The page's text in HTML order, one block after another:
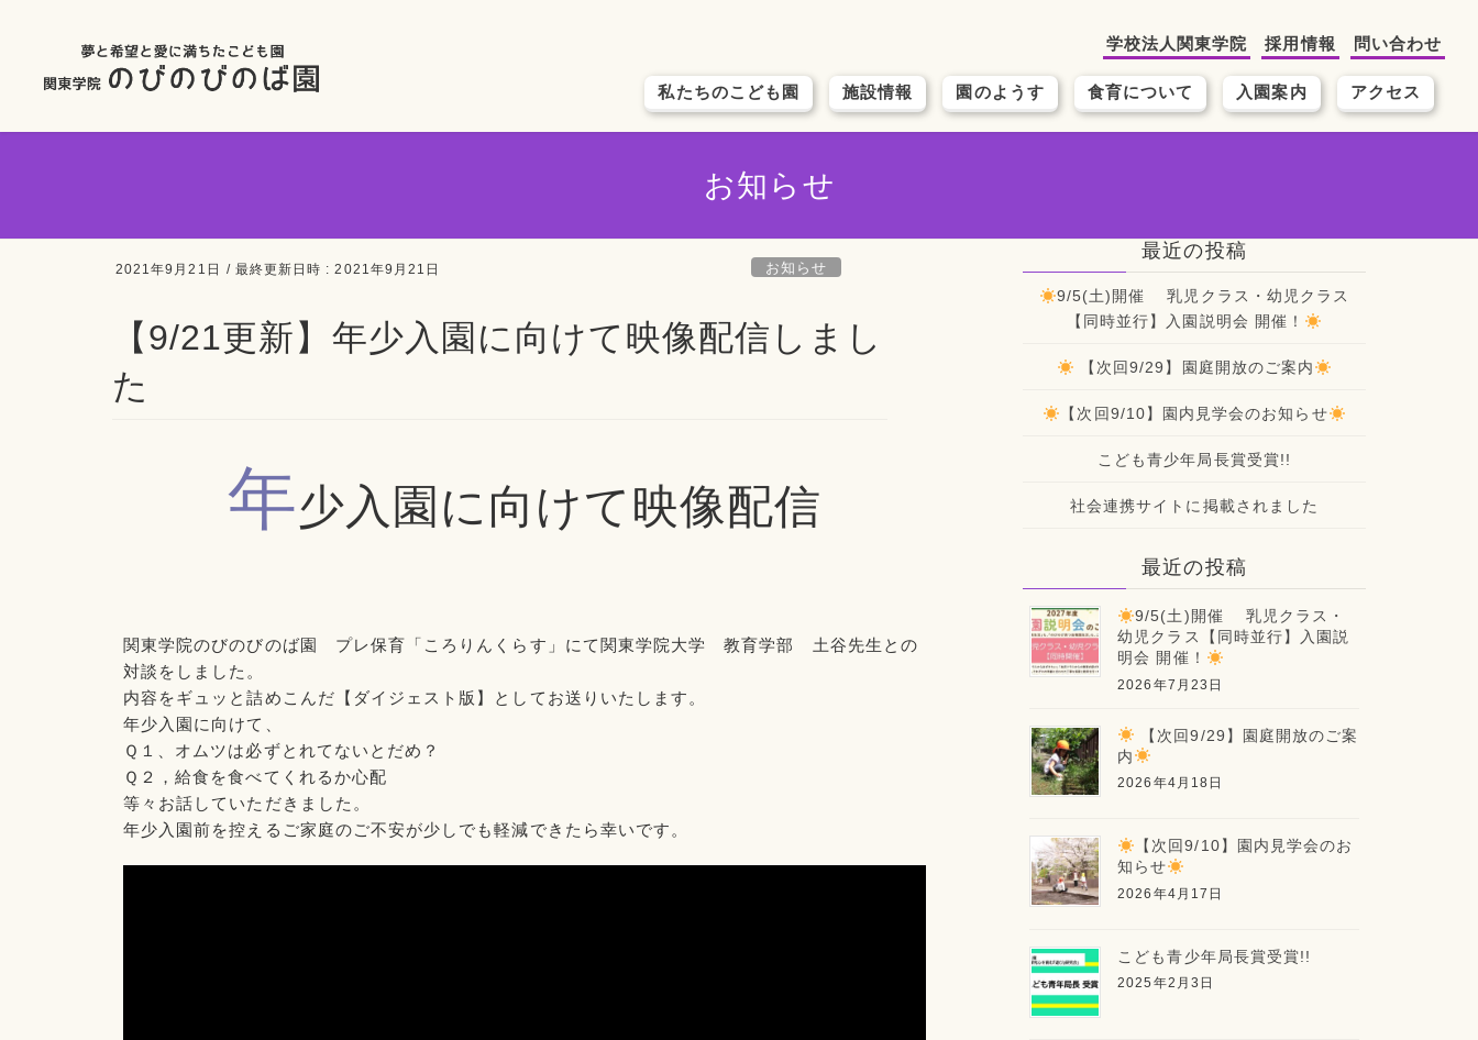
私たちのこども園 施設情報 園のようす 食育について 入園案内 アクセス
学校法人関東学院 採用情報 問い合わせ
お知らせ
2021年9月21日 / 最終更新日時 :2021年9月21日 お知らせ
【9/21更新】年少入園に向けて映像配信しまし
た
年少入園に向けて映像配信
関東学院のびのびのば園 プレ保育「ころりんくらす」にて関東学院大学 教育学部 土谷先生との
対談をしました。
内容をギュッと詰めこんだ【ダイジェスト版】としてお送りいたします。
年少入園に向けて、
Ｑ１、オムツは必ずとれてないとだめ？
Ｑ２，給食を食べてくれるか心配
等々お話していただきました。
年少入園前を控えるご家庭のご不安が少しでも軽減できたら幸いです。
最近の投稿
9/5(土)開催 乳児クラス・幼児クラス
【同時並行】入園説明会 開催！
【次回9/29】園庭開放のご案内
【次回9/10】園内見学会のお知らせ
こども青少年局長賞受賞!!
社会連携サイトに掲載されました
最近の投稿
9/5(土)開催 乳児クラス・
幼児クラス【同時並行】入園説
明会 開催！
2026年7月23日
【次回9/29】園庭開放のご案
内
2026年4月18日
【次回9/10】園内見学会のお
知らせ
2026年4月17日
こども青少年局長賞受賞!!
2025年2月3日